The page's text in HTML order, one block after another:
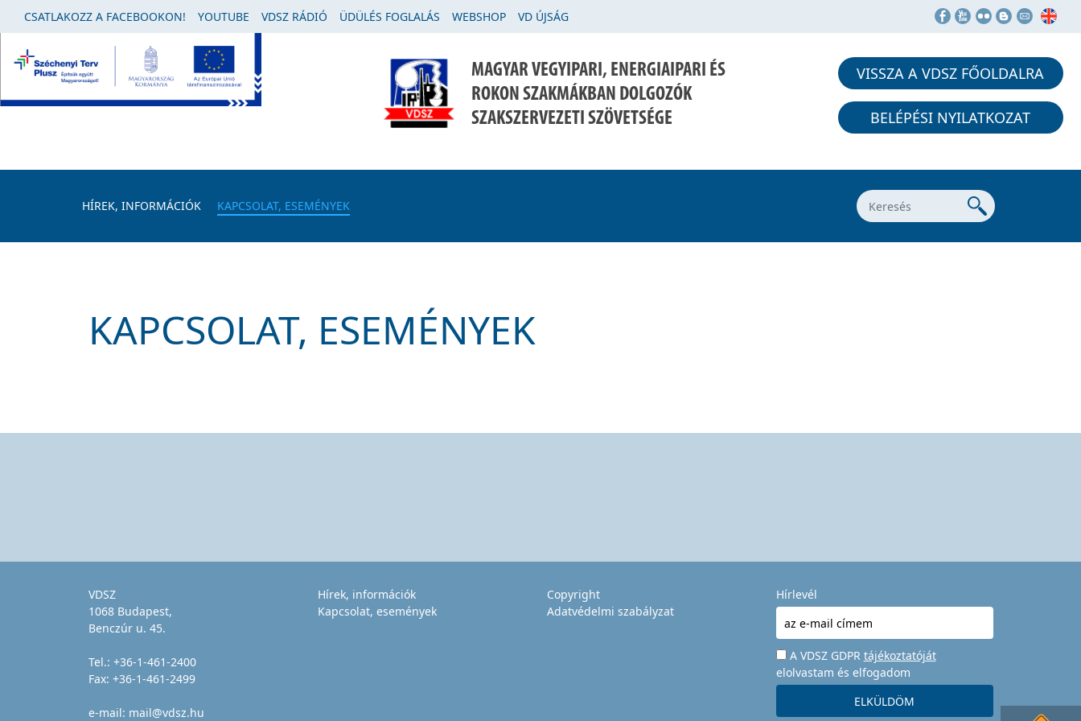
CSATLAKOZZ A FACEBOOKON! YOUTUBE VDSZ RÁDIÓ ÜDÜLÉS FOGLALÁS WEBSHOP VD ÚJSÁG
MAGYAR VEGYIPARI, ENERGIAIPARI ÉS
ROKON SZAKMÁKBAN DOLGOZÓK
SZAKSZERVEZETI SZÖVETSÉGE
VISSZA A VDSZ FŐOLDALRA
BELÉPÉSI NYILATKOZAT
HÍREK, INFORMÁCIÓK KAPCSOLAT, ESEMÉNYEK
KAPCSOLAT, ESEMÉNYEK
VDSZ
1068 Budapest,
Benczúr u. 45.
Tel.: +36-1-461-2400
Fax: +36-1-461-2499
e-mail: mail@vdsz.hu
Hírek, információk
Kapcsolat, események
Copyright
Adatvédelmi szabályzat
Hírlevél
A VDSZ GDPR tájékoztatóját
elolvastam és elfogadom